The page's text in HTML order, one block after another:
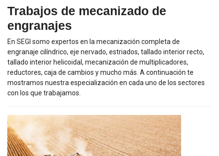
Trabajos de mecanizado de
engranajes
En SEGI somo expertos en la mecanización completa de
engranaje cilíndrico, eje nervado, estriados, tallado interior recto,
tallado interior helicoidal, mecanización de multiplicadores,
reductores, caja de cambios y mucho más. A continuación te
mostramos nuestra especialización en cada uno de los sectores
con los que trabajamos.